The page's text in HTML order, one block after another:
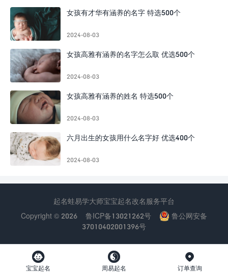
女孩有才华有涵养的名字 特选500个
2024-08-03
女孩高雅有涵养的名字怎么取 优选500个
2024-08-03
女孩高雅有涵养的姓名 特选500个
2024-08-03
六月出生的女孩用什么名字好 优选400个
2024-08-03

宝宝起名

周易起名

订单查询
起名蛙易学大师宝宝起名改名服务平台
Copyright © 2026
鲁ICP备13021262号
鲁公网安备
37010402001396号